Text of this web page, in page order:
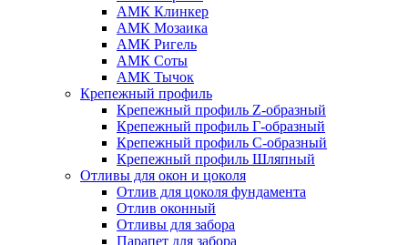
АМК Клинкер
АМК Мозаика
АМК Ригель
АМК Соты
АМК Тычок
Крепежный профиль
Крепежный профиль Z-образный
Крепежный профиль Г-образный
Крепежный профиль С-образный
Крепежный профиль Шляпный
Отливы для окон и цоколя
Отлив для цоколя фундамента
Отлив оконный
Отливы для забора
Парапет для забора